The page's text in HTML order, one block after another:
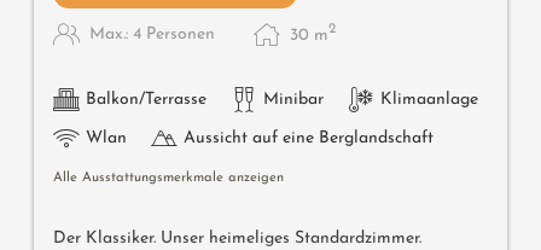
Max.: 4 Personen 30 m2
Balkon/Terrasse Minibar Klimaanlage
Wlan Aussicht auf eine Berglandschaft
Alle Ausstattungsmerkmale anzeigen
Der Klassiker. Unser heimeliges Standardzimmer.